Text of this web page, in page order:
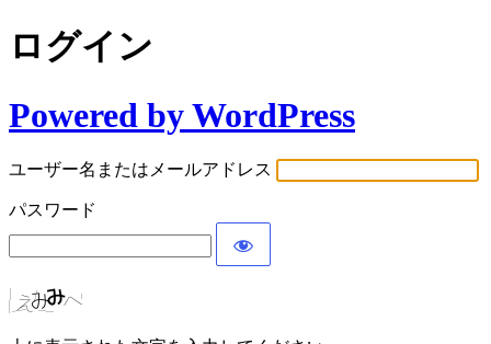
ログイン
Powered by WordPress
ユーザー名またはメールアドレス
パスワード